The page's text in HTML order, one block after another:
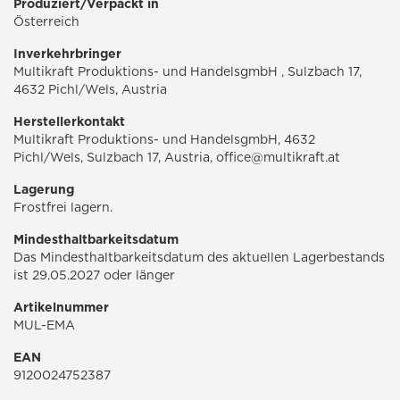
Produziert/Verpackt in
Österreich
Inverkehrbringer
Multikraft Produktions- und HandelsgmbH , Sulzbach 17,
4632 Pichl/Wels, Austria
Herstellerkontakt
Multikraft Produktions- und HandelsgmbH, 4632
Pichl/Wels, Sulzbach 17, Austria, office@multikraft.at
Lagerung
Frostfrei lagern.
Mindesthaltbarkeitsdatum
Das Mindesthaltbarkeitsdatum des aktuellen Lagerbestands
ist 29.05.2027 oder länger
Artikelnummer
MUL-EMA
EAN
9120024752387